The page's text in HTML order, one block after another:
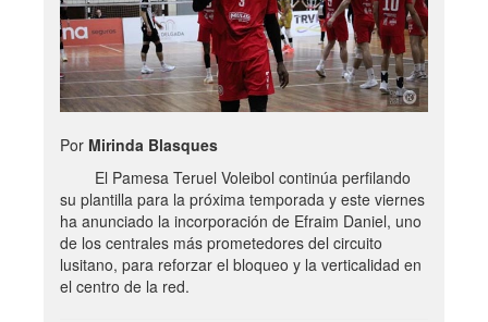
Por Mirinda Blasques
El Pamesa Teruel Voleibol continúa perfilando
su plantilla para la próxima temporada y este viernes
ha anunciado la incorporación de Efraim Daniel, uno
de los centrales más prometedores del circuito
lusitano, para reforzar el bloqueo y la verticalidad en
el centro de la red.